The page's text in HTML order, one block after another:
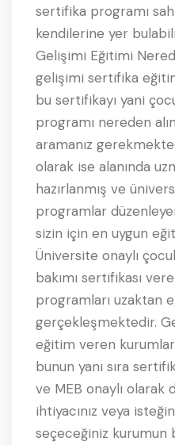
sertifika programı
kendilerine yer
Gelişimi Eğitimi
gelişimi sertifika
bu sertifikayı yani
programı nereden
aramanız
olarak ise alanında
hazırlanmış ve
programlar
sizin için en uygun
Üniversite onaylı
bakımı sertifikası
programları uzaktan
gerçekleşmektedir.
eğitim veren
bunun yanı sıra
ve MEB onaylı olarak
ihtiyacınız veya
seçeceğiniz kurumun